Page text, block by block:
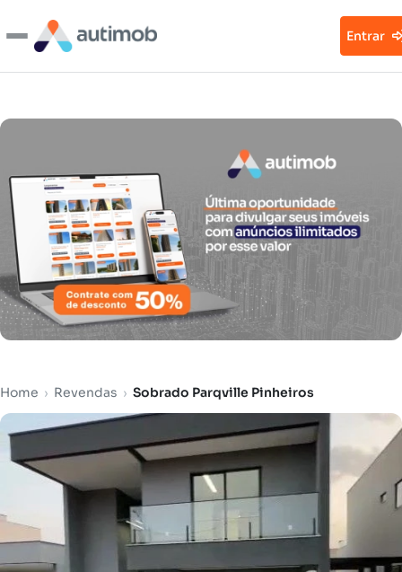
Entrar
Home › Revendas › Sobrado Parqville Pinheiros